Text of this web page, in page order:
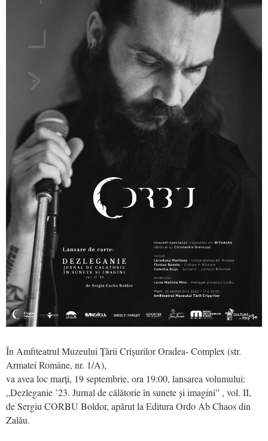
În Amfiteatrul Muzeului Țării Crișurilor Oradea- Complex (str.
Armatei Române, nr. 1/A),
va avea loc marți, 19 septembrie, ora 19:00, lansarea volumului:
„Dezleganie ’23. Jurnal de călătorie în sunete și imagini” , vol. II,
de Sergiu CORBU Boldor, apărut la Editura Ordo Ab Chaos din
Zalău.